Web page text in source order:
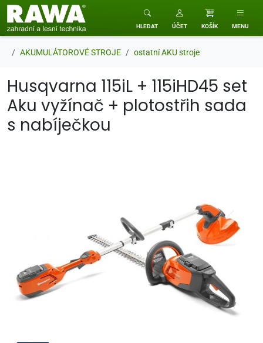
RAWA zahradní a lesní technika
HLEDAT ÚČET KOŠÍK MENU
AKUMULÁTOROVÉ STROJE ostatní AKU stroje
Husqvarna 115iL + 115iHD45 set
Aku vyžínač + plotostřih sada
s nabíječkou